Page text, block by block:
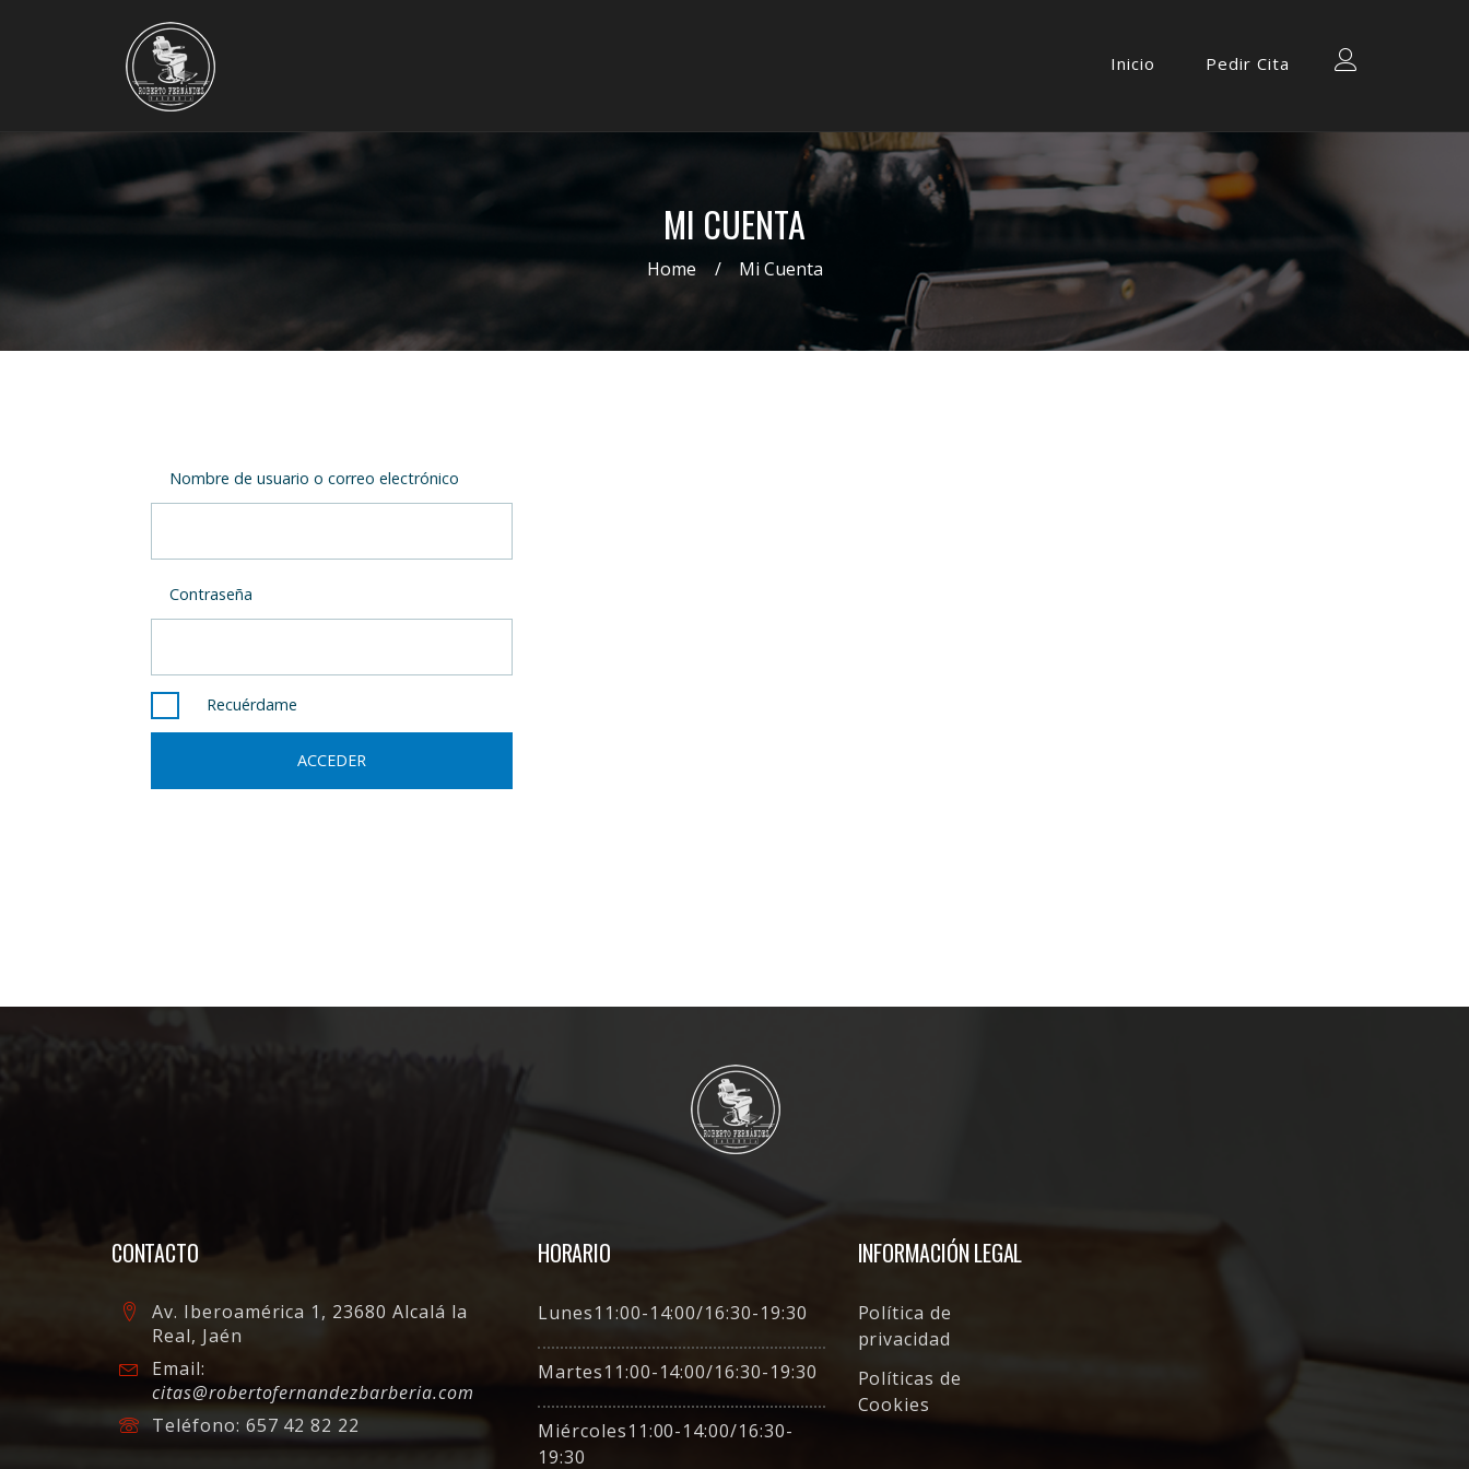
Inicio Pedir Cita
MI CUENTA
Home Mi Cuenta
Nombre de usuario o correo electrónico
Contraseña
Recuérdame
CONTACTO
Av. Iberoamérica 1, 23680 Alcalá la
Real, Jaén
Email:
citas@robertofernandezbarberia.com
Teléfono: 657 42 82 22
HORARIO
Lunes11:00-14:00/16:30-19:30
Martes11:00-14:00/16:30-19:30
Miércoles11:00-14:00/16:30-
19:30
INFORMACIÓN LEGAL
Política de
privacidad
Políticas de
Cookies